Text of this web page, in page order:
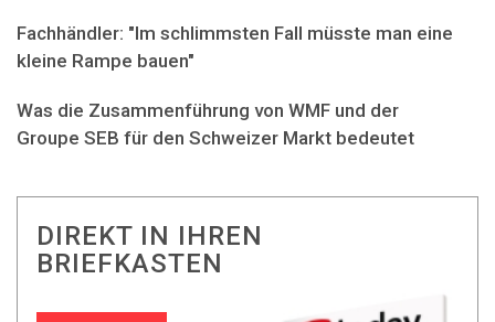
Fachhändler: "Im schlimmsten Fall müsste man eine
kleine Rampe bauen"
Was die Zusammenführung von WMF und der
Groupe SEB für den Schweizer Markt bedeutet
DIREKT IN IHREN
BRIEFKASTEN